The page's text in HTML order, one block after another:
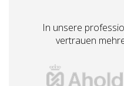
In unsere
vertrauen